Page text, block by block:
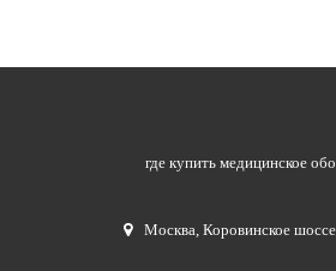
где купить медицинское
Москва,Коровинское